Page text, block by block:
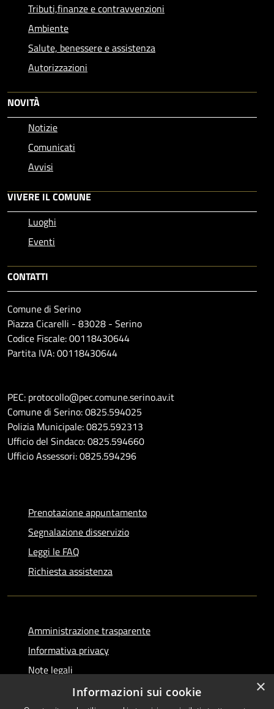
Tributi,finanze e contravvenzioni
Ambiente
Salute, benessere e assistenza
Autorizzazioni
NOVITÀ
Notizie
Comunicati
Avvisi
VIVERE IL COMUNE
Luoghi
Eventi
CONTATTI
Comune di Serino
Piazza Cicarelli - 83028 - Serino
Codice Fiscale: 00118430644
Partita IVA: 00118430644
PEC: protocollo@pec.comune.serino.av.it
Comune di Serino: 0825.594025
Polizia Municipale: 0825.592313
Ufficio del Sindaco: 0825.594660
Ufficio Assessori: 0825.594296
Prenotazione appuntamento
Segnalazione disservizio
Leggi le FAQ
Richiesta assistenza
Amministrazione trasparente
Informativa privacy
Note legali
Dichiarazione di accessibilità
×
Informazioni sui cookie